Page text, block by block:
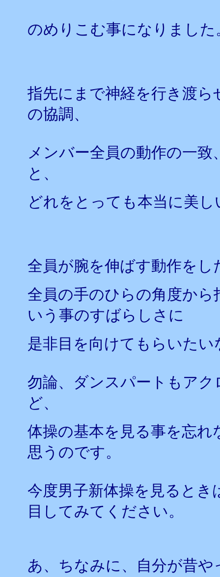
のめりこむ事になりました
指先にまで神経を行き渡
の協調、
メンバー全員の動作の一
と、
どれをとっても本当に美し
全員が腕を伸ばす動作をし
全員の手のひらの角度か
いう事のすばらしさに
是非目を向けてもらいた
勿論、ダンスパートもア
ど、
体操の基本を見る事を忘
思うのです。
今度男子新体操を見ると
目してみてください。
あ、ちなみに、自分が昔